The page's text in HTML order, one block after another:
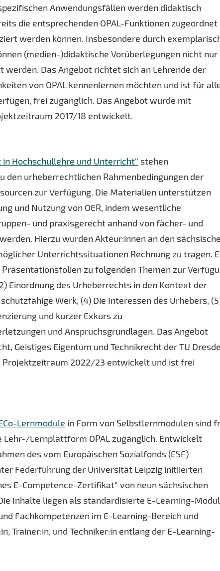
Anwendungsfällen werden didaktisch
die entsprechenden OPAL-Funktionen zugeordnet
werden können. Insbesondere durch
(medien-)didaktische Vorüberlegungen nicht nur
Das Angebot richtet sich an Lehrende der
von OPAL kennenlernen möchten und ist für
frei zugänglich. Das Angebot wurde mit
2017/18 entwickelt.
in Hochschullehre und Unterricht“ stehen
den urheberrechtlichen Rahmenbedingungen der
zur Verfügung. Die Materialien unterstützen
und Nutzung von OER, indem wesentliche
und praxisgerecht anhand von fächer- und
Hierzu wurden Akteur:innen an den
Unterrichtssituationen Rechnung zu tragen.
zu folgenden Themen zur
Einordnung des Urheberrechts in den Kontext der
Werk, (4) Die Interessen des Urhebers,
und kurzer Exkurs zu
und Anspruchsgrundlagen. Das Angebot
Geistiges Eigentum und Technikrecht der TU
2022/23 entwickelt und ist frei
Lernmodule in Form von Selbstlernmodulen sind
Lehr-/Lernplattform OPAL zugänglich. Entwickelt
des vom Europäischen Sozialfonds (ESF)
Federführung der Universität Leipzig initiierten
E-Competence-Zertifikat“ von neun sächsischen
Inhalte liegen als standardisierte E-Learning-
Fachkompetenzen im E-Learning-Bereich und
Trainer:in, und Techniker:in entlang der E-Learning-